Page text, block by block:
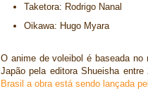
Taketora: Rodrigo Nanal
Oikawa: Hugo Myara
O anime de voleibol é baseada no
Japão pela editora Shueisha
Brasil a obra está sendo lançada